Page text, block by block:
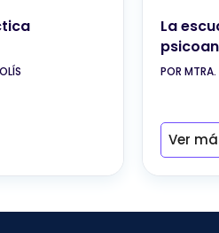
La
POR
Ver